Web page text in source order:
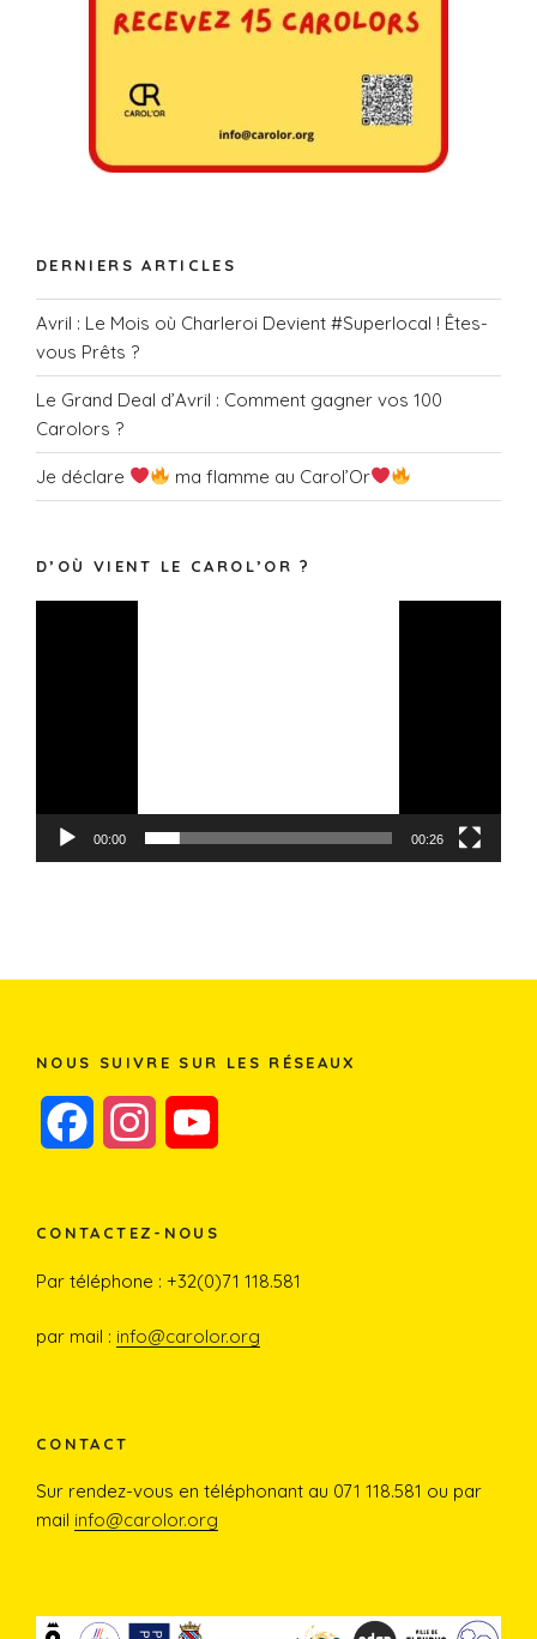
DERNIERS ARTICLES
Avril : Le Mois où Charleroi Devient #Superlocal ! Êtes-
vous Prêts ?
Le Grand Deal d’Avril : Comment gagner vos 100
Carolors ?
Je déclare ma flamme au Carol’Or
D’OÙ VIENT LE CAROL’OR ?
00:00 00:26
NOUS SUIVRE SUR LES RÉSEAUX
c
e
b
o
k
s
t
a
a
T
u
CONTACTEZ-NOUS
Par téléphone : +32(0)71 118.581
par mail : info@carolor.org
CONTACT
Sur rendez-vous en téléphonant au 071 118.581 ou par
mail info@carolor.org